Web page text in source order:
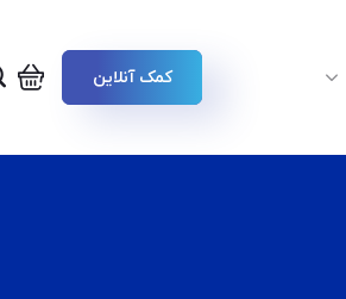
کمک آنلاین